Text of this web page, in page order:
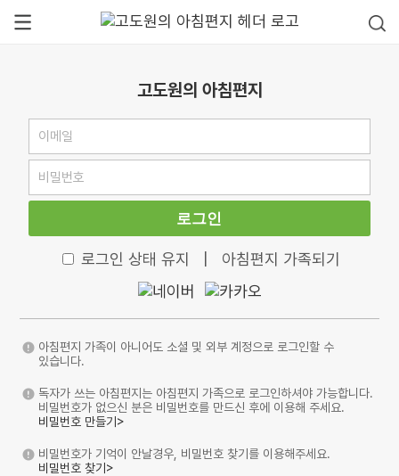
고도원의 아침편지
로그인
로그인 상태 유지 아침편지 가족되기
아침편지 가족이 아니어도 소셜 및 외부 계정으로 로그인할 수
있습니다.
독자가 쓰는 아침편지는 아침편지 가족으로 로그인하셔야 가능합니다.
비밀번호가 없으신 분은 비밀번호를 만드신 후에 이용해 주세요.
비밀번호 만들기>
비밀번호가 기억이 안날경우, 비밀번호 찾기를 이용해주세요.
비밀번호 찾기>